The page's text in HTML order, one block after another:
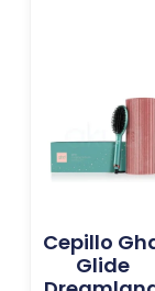
Cepillo
Glide